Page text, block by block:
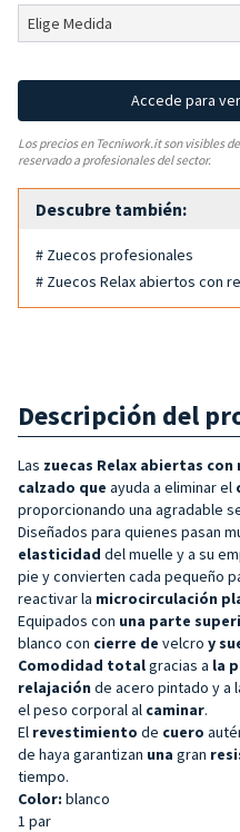
Accede para
Los precios en Tecniwork.it son visibles
reservado a profesionales del sector.
Descubre también:
# Zuecos profesionales
# Zuecos Relax abiertos con
Descripción del
Las zuecas Relax abiertas con
calzado que ayuda a eliminar el
proporcionando una agradable
Diseñados para quienes pasan
elasticidad del muelle y a su
pie y convierten cada pequeño
reactivarla microcirculación
Equipados con una parte
blanco con cierre de velcro y
Comodidad totalgracias a la
relajación de acero pintado y a
el peso corporal al caminar.
El revestimiento de cuero
de haya garantizan una gran
tiempo.
Color: blanco
1 par